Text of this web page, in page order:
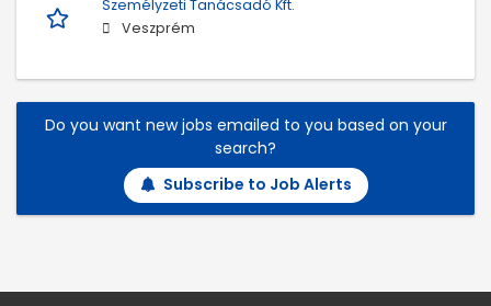
Személyzeti Tanácsadó Kft.
Veszprém
Do you want new jobs emailed to you based on your
search?
Subscribe to Job Alerts